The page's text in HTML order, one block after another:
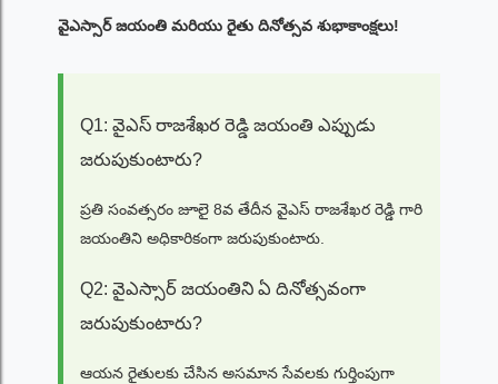
వైఎస్సార్ జయంతి మరియు రైతు దినోత్సవ శుభాకాంక్షలు!
Q1: వైఎస్ రాజశేఖర రెడ్డి జయంతి ఎప్పుడు
జరుపుకుంటారు?
ప్రతి సంవత్సరం జూలై 8వ తేదీన వైఎస్ రాజశేఖర రెడ్డి గారి
జయంతిని అధికారికంగా జరుపుకుంటారు.
Q2: వైఎస్సార్ జయంతిని ఏ దినోత్సవంగా
జరుపుకుంటారు?
ఆయన రైతులకు చేసిన అసమాన సేవలకు గుర్తింపుగా